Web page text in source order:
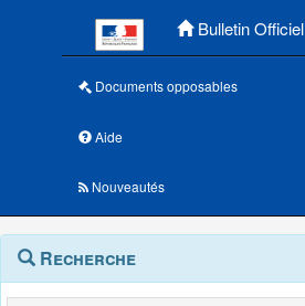
Bulletin Officiel
Documents opposables
Aide
Nouveautés
Navigation
outils
Menu
contextuel
Recherche